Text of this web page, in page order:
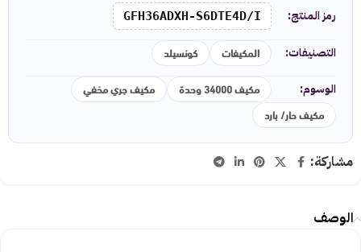
رمز المنتج: GFH36ADXH-S6DTE4D/I
التصنيفات: المكيفات كونسيلد
الوسوم: مكيف 34000 وحدة
مكيف جري مخفي
مكيف حار/ بارد
مشاركة:
الوصف